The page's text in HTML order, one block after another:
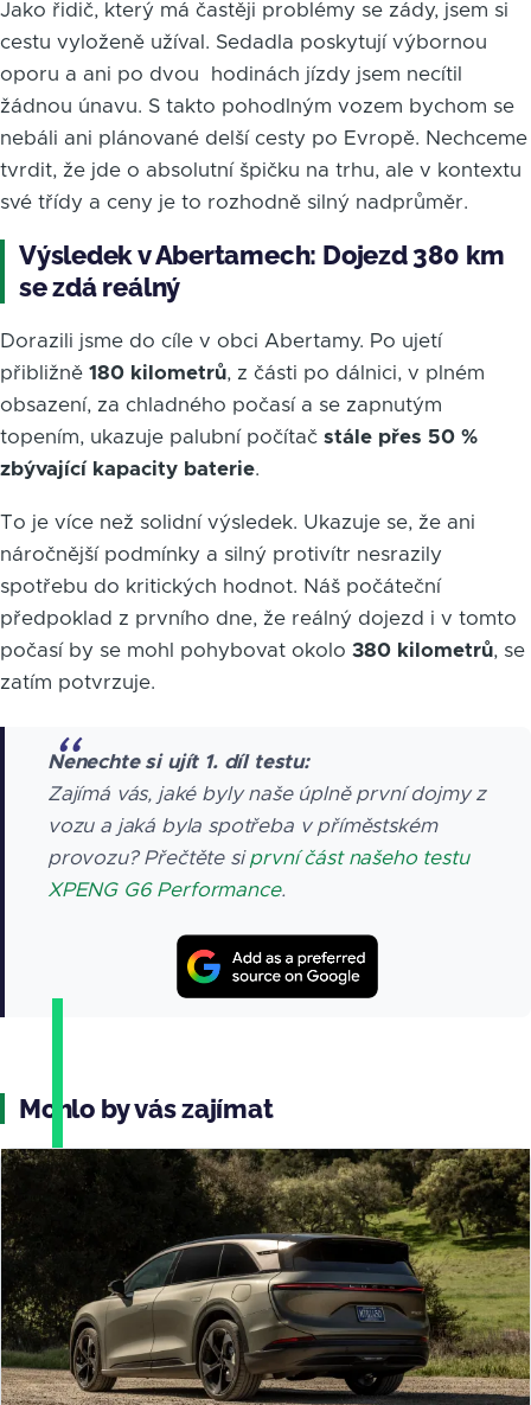
Jako řidič, který má častěji problémy se zády, jsem si
cestu vyloženě užíval. Sedadla poskytují výbornou
oporu a ani po dvou hodinách jízdy jsem necítil
žádnou únavu. S takto pohodlným vozem bychom se
nebáli ani plánované delší cesty po Evropě. Nechceme
tvrdit, že jde o absolutní špičku na trhu, ale v kontextu
své třídy a ceny je to rozhodně silný nadprůměr.
Výsledek v Abertamech: Dojezd 380 km
se zdá reálný
Dorazili jsme do cíle v obci Abertamy. Po ujetí
přibližně 180 kilometrů, z části po dálnici, v plném
obsazení, za chladného počasí a se zapnutým
topením, ukazuje palubní počítač stále přes 50 %
zbývající kapacity baterie.
To je více než solidní výsledek. Ukazuje se, že ani
náročnější podmínky a silný protivítr nesrazily
spotřebu do kritických hodnot. Náš počáteční
předpoklad z prvního dne, že reálný dojezd i v tomto
počasí by se mohl pohybovat okolo 380 kilometrů, se
zatím potvrzuje.
Nenechte si ujít 1. díl testu:
Zajímá vás, jaké byly naše úplně první dojmy z
vozu a jaká byla spotřeba v příměstském
provozu? Přečtěte siprvní část našeho testu
XPENG G6 Performance.
Mohlo by vás zajímat